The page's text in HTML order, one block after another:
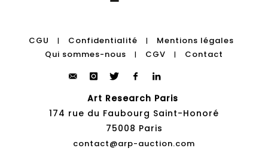
CGU | Confidentialité |
Mentions légales
Qui sommes-nous
| CGV | Contact
Art Research Paris
174 rue du Faubourg Saint-Honoré
75008 Paris
contact@arp-auction.com